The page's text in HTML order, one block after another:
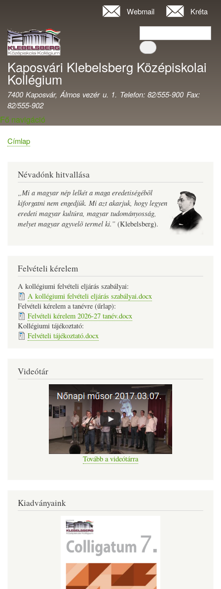
Ugrás
a
fiók
menüje
Webmail Kréta
Keresés
Kaposvári Klebelsberg Középiskolai
Kollégium
7400 Kaposvár, Álmos vezér u. 1. Telefon: 82/555-900 Fax:
82/555-902
Fő navigáció
Morzsa
Címlap
Névadónk hitvallása
„Mi a magyar nép lelkét a maga eredetiségébõl
kiforgatni nem engedjük. Mi azt akarjuk, hogy legyen
eredeti magyar kultúra, magyar tudományosság,
melyet magyar agyvelõ termel ki.” (Klebelsberg).
Felvételi kérelem
A kollégiumi felvételi eljárás szabályai:
A kollégiumi felvételi eljárás szabályai.docx
Felvételi kérelem a tanévre (űrlap):
Felvételi kérelem 2026-27 tanév.docx
Kollégiumi tájékoztató:
Felvételi tájékoztató.docx
Videótár
Tovább a videótárra
Kiadványaink